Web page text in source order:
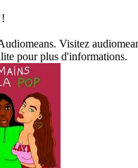
Visitez
pour plus d'informations.